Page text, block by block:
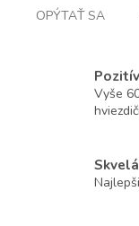
OPÝTAŤ SA
Vyše